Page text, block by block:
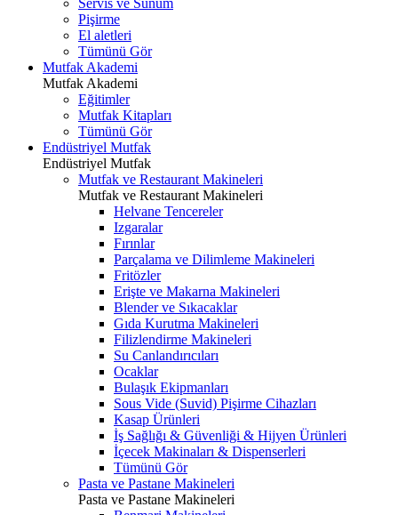
Servis ve Sunum
Pişirme
El aletleri
Tümünü Gör
Mutfak Akademi
Mutfak Akademi
Eğitimler
Mutfak Kitapları
Tümünü Gör
Endüstriyel Mutfak
Endüstriyel Mutfak
Mutfak ve Restaurant Makineleri
Mutfak ve Restaurant Makineleri
Helvane Tencereler
Izgaralar
Fırınlar
Parçalama ve Dilimleme Makineleri
Fritözler
Erişte ve Makarna Makineleri
Blender ve Sıkacaklar
Gıda Kurutma Makineleri
Filizlendirme Makineleri
Su Canlandırıcıları
Ocaklar
Bulaşık Ekipmanları
Sous Vide (Suvid) Pişirme Cihazları
Kasap Ürünleri
İş Sağlığı & Güvenliği & Hijyen Ürünleri
İçecek Makinaları & Dispenserleri
Tümünü Gör
Pasta ve Pastane Makineleri
Pasta ve Pastane Makineleri